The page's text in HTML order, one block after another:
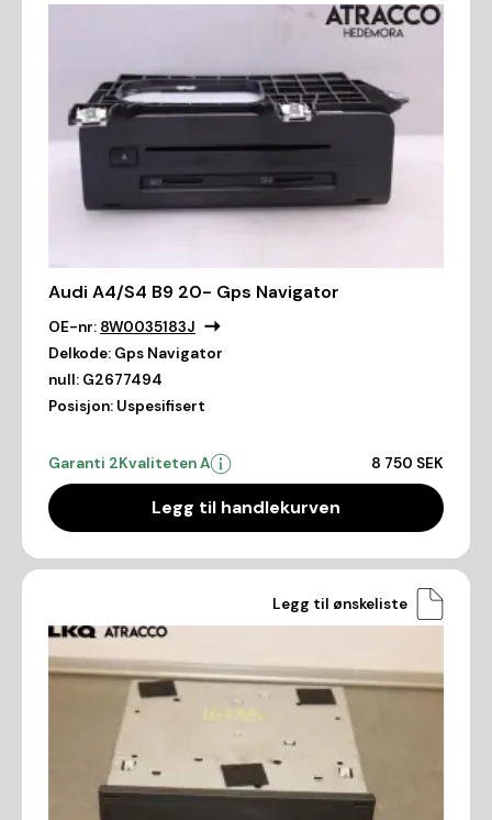
Audi A4/S4 B9 20- Gps Navigator
OE-nr: 8W0035183J
Delkode: Gps Navigator
null: G2677494
Posisjon: Uspesifisert
Garanti 2Kvaliteten A 8 750 SEK
Legg til handlekurven
Legg til ønskeliste